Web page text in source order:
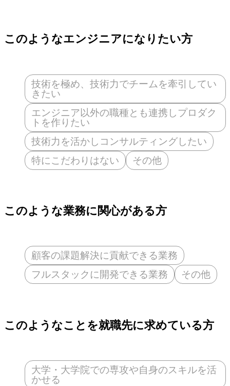
このようなエンジニアになりたい方
技術を極め、技術力でチームを牽引してい
きたい
エンジニア以外の職種とも連携しプロダク
トを作りたい
技術力を活かしコンサルティングしたい
特にこだわりはない
その他
このような業務に関心がある方
顧客の課題解決に貢献できる業務
フルスタックに開発できる業務
その他
このようなことを就職先に求めている方
大学・大学院での専攻や自身のスキルを活
かせる